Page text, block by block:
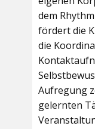
dem
fördert die
die
Aufregung
gelernten